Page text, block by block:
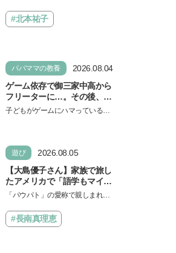
しむポイントを完全ガイド
「ヨコハマ恐竜展2026〜恐竜の食
卓大図鑑〜」が開催…
#北本祐子
パパママの教養
2026.08.04
ゲーム依存で御三家中高から
フリーターに…。その後、医
学部へ逆転合格した現役医師
子どもがゲームにハマっている
遊び
2026.08.05
【大島優子さん】家族で旅し
たアメリカで「語学もマイン
ドも！ 子どもの成長はすごか
『パウ・パトロール ザ・ダイ
ノ・ムービー』ではあきらめ
「パウパト」の愛称で親しまれる
の劇場版シリーズ第3弾、映画『パ
ウ・パトロール ザ…
#長南真理恵